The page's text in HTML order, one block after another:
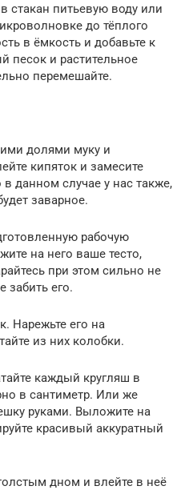
стакан питьевую воду или
до тёплого
в ёмкость и добавьте к
песок и растительное
перемешайте.
долями муку и
кипяток и замесите
в данном случае у нас также,
заварное.
рабочую
на него ваше тесто,
при этом сильно не
забить его.
Нарежьте его на
из них колобки.
каждый кругляш в
в сантиметр. Или же
руками. Выложите на
красивый аккуратный
дном и влейте в неё